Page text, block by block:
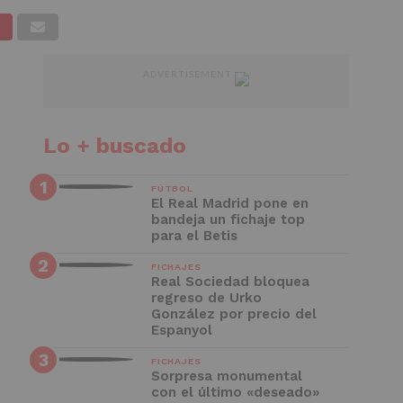
Lo + buscado
FÚTBOL
El Real Madrid pone en
bandeja un fichaje top
para el Betis
FICHAJES
Real Sociedad bloquea
regreso de Urko
González por precio del
Espanyol
FICHAJES
Sorpresa monumental
con el último «deseado»